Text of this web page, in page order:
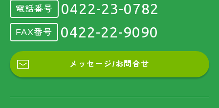
電話番号 0422-23-0782
FAX番号 0422-22-9090
メッセージ/お問合せ